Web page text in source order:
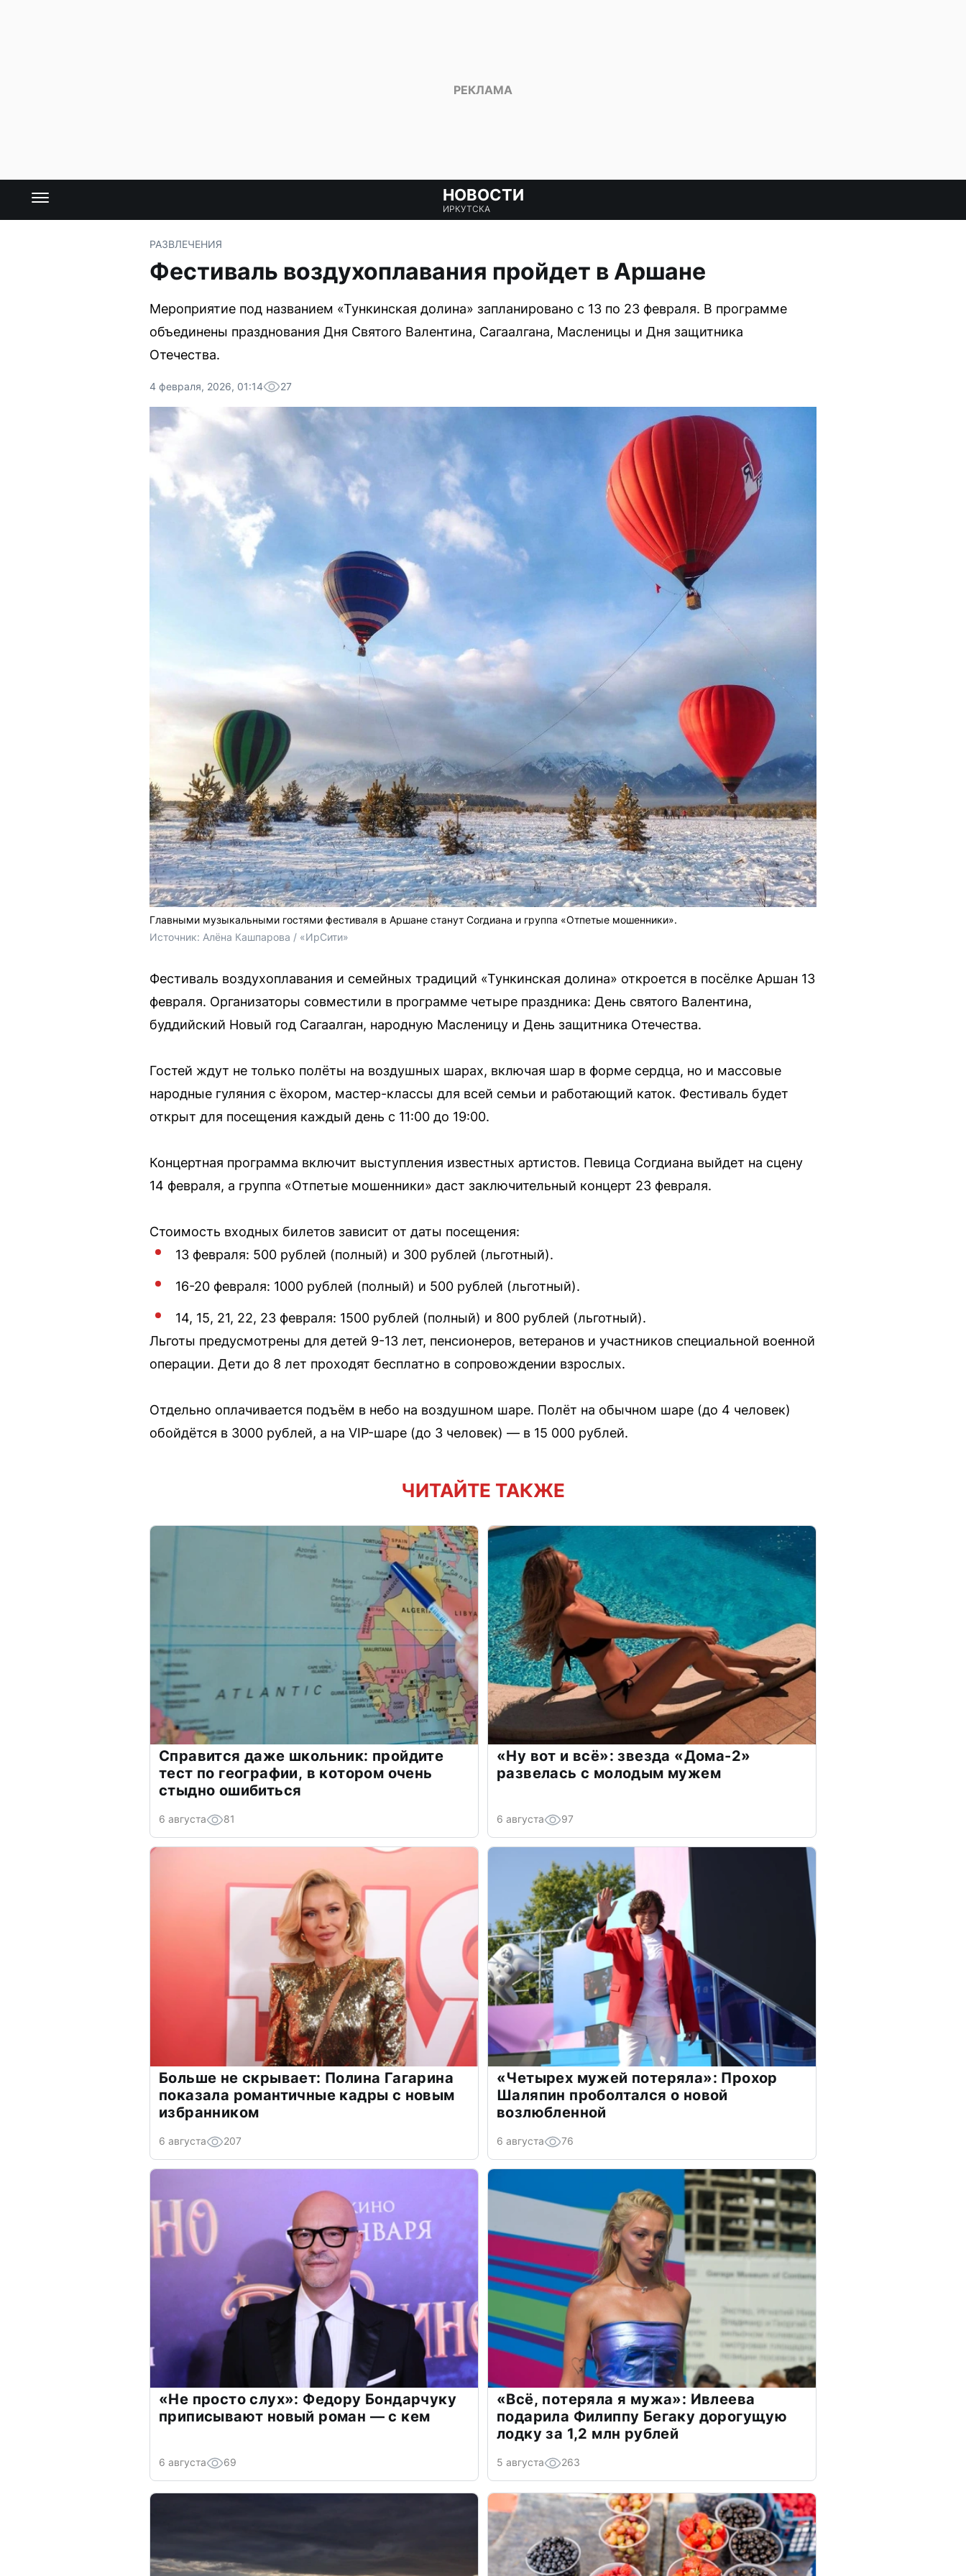
НОВОСТИ
ИРКУТСКА
РАЗВЛЕЧЕНИЯ
Фестиваль воздухоплавания пройдет в Аршане
Мероприятие под названием «Тункинская долина» запланировано с 13 по 23 февраля. В программе
объединены празднования Дня Святого Валентина, Сагаалгана, Масленицы и Дня защитника
Отечества.
4 февраля, 2026, 01:14 27
Главными музыкальными гостями фестиваля в Аршане станут Согдиана и группа «Отпетые мошенники».
Источник: Алёна Кашпарова / «ИрСити»
Фестиваль воздухоплавания и семейных традиций «Тункинская долина» откроется в посёлке Аршан 13
февраля. Организаторы совместили в программе четыре праздника: День святого Валентина,
буддийский Новый год Сагаалган, народную Масленицу и День защитника Отечества.
Гостей ждут не только полёты на воздушных шарах, включая шар в форме сердца, но и массовые
народные гуляния с ёхором, мастер-классы для всей семьи и работающий каток. Фестиваль будет
открыт для посещения каждый день с 11:00 до 19:00.
Концертная программа включит выступления известных артистов. Певица Согдиана выйдет на сцену
14 февраля, а группа «Отпетые мошенники» даст заключительный концерт 23 февраля.
Стоимость входных билетов зависит от даты посещения:
13 февраля: 500 рублей (полный) и 300 рублей (льготный).
16-20 февраля: 1000 рублей (полный) и 500 рублей (льготный).
14, 15, 21, 22, 23 февраля: 1500 рублей (полный) и 800 рублей (льготный).
Льготы предусмотрены для детей 9-13 лет, пенсионеров, ветеранов и участников специальной военной
операции. Дети до 8 лет проходят бесплатно в сопровождении взрослых.
Отдельно оплачивается подъём в небо на воздушном шаре. Полёт на обычном шаре (до 4 человек)
обойдётся в 3000 рублей, а на VIP-шаре (до 3 человек) — в 15 000 рублей.
ЧИТАЙТЕ ТАКЖЕ
Справится даже школьник: пройдите
тест по географии, в котором очень
стыдно ошибиться
6 августа 81
«Ну вот и всё»: звезда «Дома-2»
развелась с молодым мужем
6 августа 97
Больше не скрывает: Полина Гагарина
показала романтичные кадры с новым
избранником
6 августа 207
«Четырех мужей потеряла»: Прохор
Шаляпин проболтался о новой
возлюбленной
6 августа 76
«Не просто слух»: Федору Бондарчуку
приписывают новый роман — с кем
6 августа 69
«Всё, потеряла я мужа»: Ивлеева
подарила Филиппу Бегаку дорогущую
лодку за 1,2 млн рублей
5 августа 263